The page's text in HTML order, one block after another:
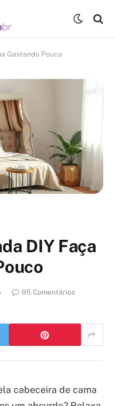
Gastando Pouco
DIY Faça
95 Comentários
cabeceira de cama